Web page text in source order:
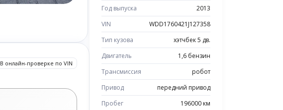
В онлайн-проверке по VIN
Год выпуска
2013
VIN
WDD1760421J127358
Тип кузова
хэтчбек 5 дв.
Двигатель
1,6 бензин
Трансмиссия
робот
Привод
передний привод
Пробег
196000 км